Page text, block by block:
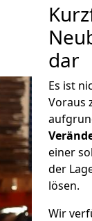
dar
Es ist
Voraus
einer
der
lösen.
Wir